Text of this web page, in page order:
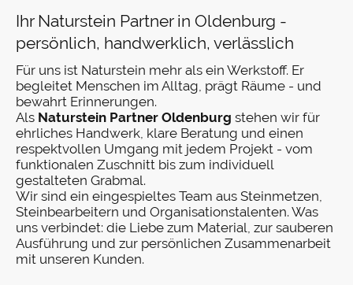
Ihr Naturstein Partner in Oldenburg -
persönlich, handwerklich, verlässlich
Für uns ist Naturstein mehr als ein Werkstoff. Er
begleitet Menschen im Alltag, prägt Räume - und
bewahrt Erinnerungen.
Als Naturstein Partner Oldenburg stehen wir für
ehrliches Handwerk, klare Beratung und einen
respektvollen Umgang mit jedem Projekt - vom
funktionalen Zuschnitt bis zum individuell
gestalteten Grabmal.
Wir sind ein eingespieltes Team aus Steinmetzen,
Steinbearbeitern und Organisationstalenten. Was
uns verbindet: die Liebe zum Material, zur sauberen
Ausführung und zur persönlichen Zusammenarbeit
mit unseren Kunden.